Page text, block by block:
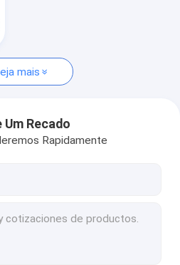
mais
Um Recado
Rapidamente